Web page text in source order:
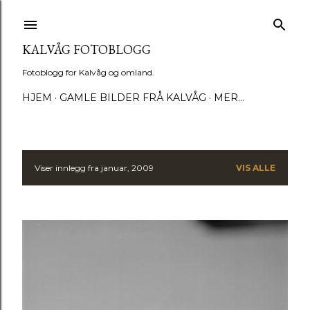
KALVÅG FOTOBLOGG
Fotoblogg for Kalvåg og omland.
HJEM GAMLE BILDER FRÅ KALVÅG MER…
I Viser innlegg fra januar, 2009 VIS ALLE